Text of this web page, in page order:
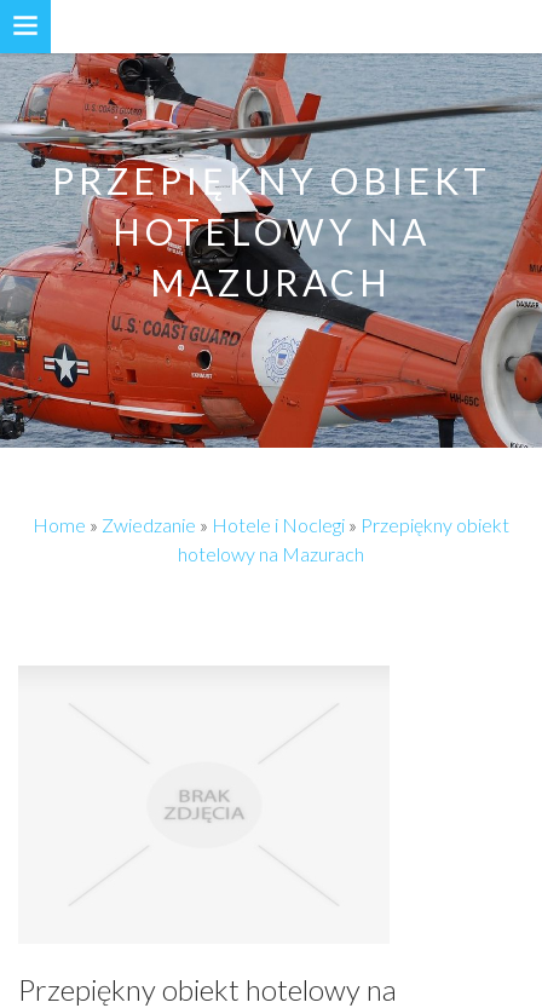
PRZEPIĘKNY OBIEKT
HOTELOWY NA
MAZURACH
Home » Zwiedzanie » Hotele i Noclegi » Przepiękny obiekt
hotelowy na Mazurach
Przepiękny obiekt hotelowy na